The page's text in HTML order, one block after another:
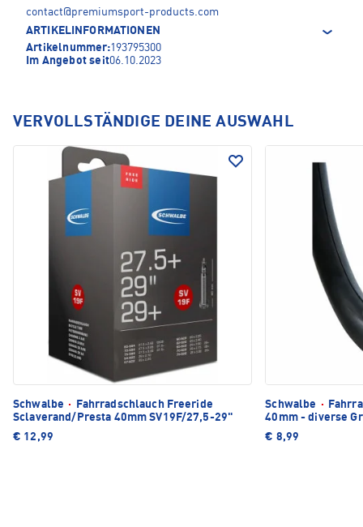
contact@premiumsport-products.com
ARTIKELINFORMATIONEN
Artikelnummer:193795300
Im Angebot seit06.10.2023
VERVOLLSTÄNDIGE DEINE AUSWAHL
Schwalbe ·
Fahrradschlauch Freeride
Sclaverand/Presta 40mm SV19F/27,5-29"
€ 12,99
Schwalbe ·
40mm - diverse
€ 8,99